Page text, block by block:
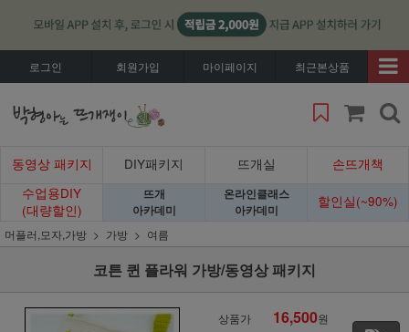
로그인 회원가입 마이페이지 최근본상품
동영상 패키지 DIY패키지 뜨개실
손뜨개책
수업용DIY
(대량할인)
뜨개
아카데미
온라인클래스
아카데미
할인실(~90%)
머플러,모자,가방 가방 여름
코튼 퀸 플라워 가방/동영상 패키지
상품가 16,500원